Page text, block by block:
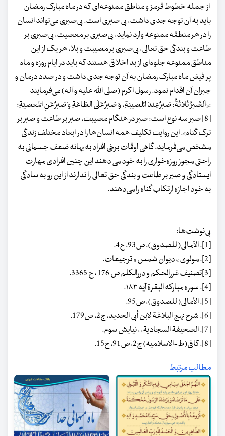
از جمله خطوط قرمز و مناطق ممنوعه‌ای که در ماه مبارک رمضان
باید به آن توجه جدی داشت، بی صبری است. بی‌صبری می‌تواند انسان
را در هر منطقه ممنوعه وارد نماید، بی‌صبری بر معصیت، بی‌صبری بر
طاعت و بندگی حق تعالی، بی‌صبری بر مصیبت و بلا، هر یک از این
مناطق ممنوعه جلوه‌ای از بد اخلاقی هستند که باید در ایام روزه و ماه
پر فیض ماه مبارک رمضان به آن توجه جدی داشت و در صدد درمان و
جبران آن اقدام نمود. رسول اکرم (صلى الله علیه و آله) می‌فرمایند
:«اَلصَّبرُ ثَلاثَةٌ: صَبرٌ عِندَ المُصیبَةِ، وَ صَبرٌ عَلَى الطّاعَةِ و َصَبرٌ عَنِ المَعصیَةِ؛
[8] صبر سه نوع است: صبر در هنگام مصیبت، صبر بر طاعت و صبر بر
ترک گناه». این روایت تکلیف همه انسان‌ها را در ابعاد مختلف زندگی
مشخص می‌فرماید، گاهی اوقات برخی افراد به بهانه ضعف جسمانی به
راحتی مجوز روزه‌خواری را به خود می دهند این چنین افرادی مهارت
ایستادگی و صبر بر طاعت و بندگی حق تعالی را ندارند از این رو به سادگی
به خود اجازه ارتکاب گناه را می‌دهند.
پی‌نوشت‌ها:
[1]. الأمالی( للصدوق)، ص93، ح4.
[2]. مولوی » دیوان شمس » ترجیعات.
[3]تصنیف غررالحکم و دررالکلم ص 176 ، ح 3365.
[4]. سوره مبارکه البقرة آیه ۱۸۳.
[5]. الأمالی( للصدوق)، ص95.
[6]. شرح نهج البلاغة لابن أبی الحدید، ج‏2، ص179.
[7]. الصحیفة السجادیة، ، نیایش سوم.
[8]. کافى(ط-الاسلامیه) ج2، ص91، ح15.
مطالب مرتبط